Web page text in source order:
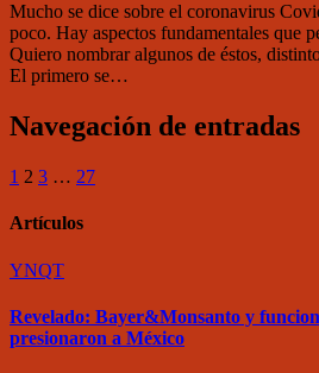
Mucho se dice sobre el coronavirus
poco. Hay aspectos fundamentales que
Quiero nombrar algunos de éstos,
El primero se…
Navegación de entradas
1 2 3 … 27
Artículos
YNQT
Revelado: Bayer&Monsanto y
presionaron a México